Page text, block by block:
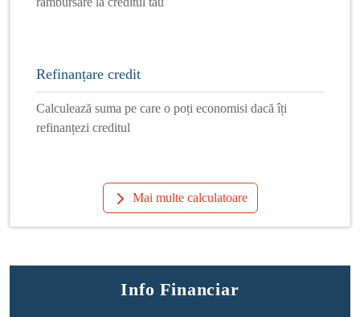
Refinanțare credit
Calculează suma pe care o poți economisi dacă îți
refinanțezi creditul
Mai multe calculatoare
Info Financiar